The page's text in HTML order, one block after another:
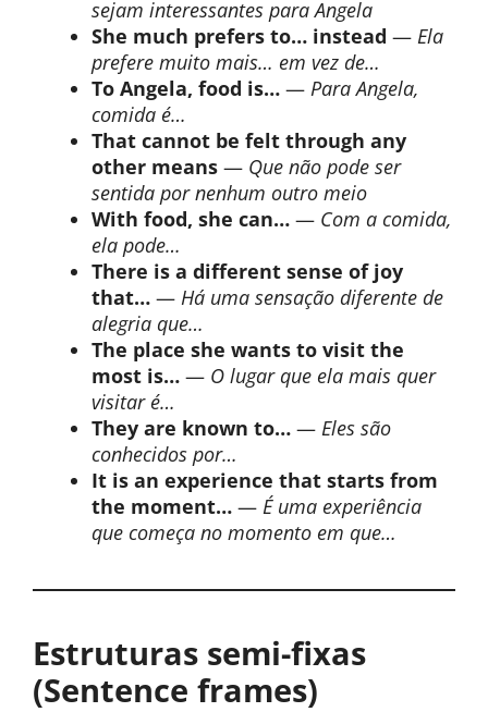
sejam interessantes para Angela
She much prefers to… instead — Ela
prefere muito mais… em vez de…
To Angela, food is… — Para Angela,
comida é…
That cannot be felt through any
other means — Que não pode ser
sentida por nenhum outro meio
With food, she can… — Com a comida,
ela pode…
There is a different sense of joy
that… — Há uma sensação diferente de
alegria que…
The place she wants to visit the
most is… — O lugar que ela mais quer
visitar é…
They are known to… — Eles são
conhecidos por…
It is an experience that starts from
the moment… — É uma experiência
que começa no momento em que…
Estruturas semi-fixas
(Sentence frames)